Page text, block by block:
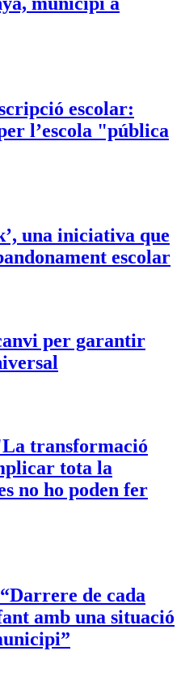
escolar:
l’escola "pública
una iniciativa que
escolar
per garantir
transformació
tota la
no ho poden fer
de cada
amb una situació